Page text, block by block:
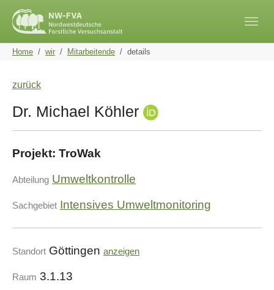
You are here:
Home wir Mitarbeitende details
zurück
Dr. Michael Köhler
Projekt: TroWak
Abteilung Umweltkontrolle
Sachgebiet Intensives Umweltmonitoring
Standort Göttingen anzeigen
Raum 3.1.13